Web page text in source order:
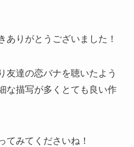
ありがとうございました！
友達の恋バナを聴いたよう
な描写が多くとても良い作
てみてくださいね！